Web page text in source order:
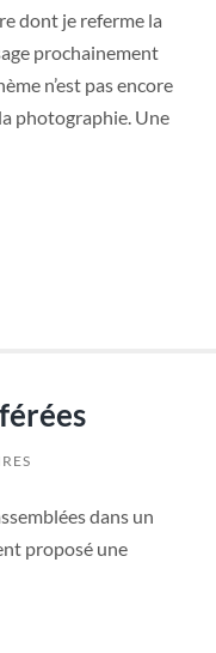
dont je referme la
prochainement
n’est pas encore
photographie. Une
dans un
proposé une